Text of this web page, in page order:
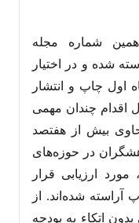
تابستان 1401 پنجاهمین شماره مجله
شده و در اختیار
اول چاپ و انتشار
چندان مهمی
بیش از هفتصد
در حوزه‌های
ارزیابی قرار
آراسته شده‌اند. از
اتکاء به بودجه